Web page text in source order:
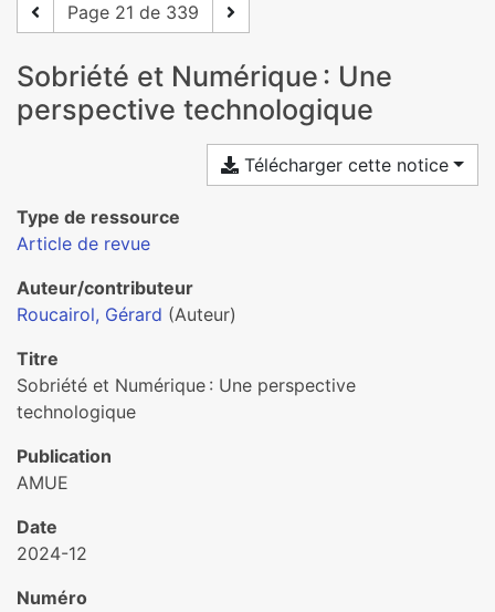
Page 21 de 339
Sobriété et Numérique : Une
perspective technologique
Télécharger cette notice
Type de ressource
Article de revue
Auteur/contributeur
Roucairol, Gérard (Auteur)
Titre
Sobriété et Numérique : Une perspective
technologique
Publication
AMUE
Date
2024-12
Numéro